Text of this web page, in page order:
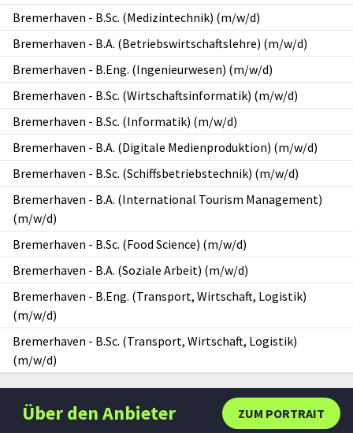
Bremerhaven - B.Sc. (Medizintechnik) (m/w/d)
Bremerhaven - B.A. (Betriebswirtschaftslehre) (m/w/d)
Bremerhaven - B.Eng. (Ingenieurwesen) (m/w/d)
Bremerhaven - B.Sc. (Wirtschaftsinformatik) (m/w/d)
Bremerhaven - B.Sc. (Informatik) (m/w/d)
Bremerhaven - B.A. (Digitale Medienproduktion) (m/w/d)
Bremerhaven - B.Sc. (Schiffsbetriebstechnik) (m/w/d)
Bremerhaven - B.A. (International Tourism Management)
(m/w/d)
Bremerhaven - B.Sc. (Food Science) (m/w/d)
Bremerhaven - B.A. (Soziale Arbeit) (m/w/d)
Bremerhaven - B.Eng. (Transport, Wirtschaft, Logistik)
(m/w/d)
Bremerhaven - B.Sc. (Transport, Wirtschaft, Logistik)
(m/w/d)
ZUM PORTRAIT
Über den Anbieter